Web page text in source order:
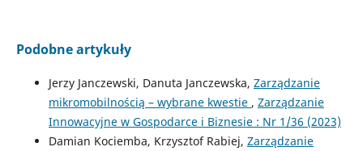
Podobne artykuły
Jerzy Janczewski, Danuta Janczewska, Zarządzanie
mikromobilnością – wybrane kwestie , Zarządzanie
Innowacyjne w Gospodarce i Biznesie : Nr 1/36 (2023)
Damian Kociemba, Krzysztof Rabiej, Zarządzanie